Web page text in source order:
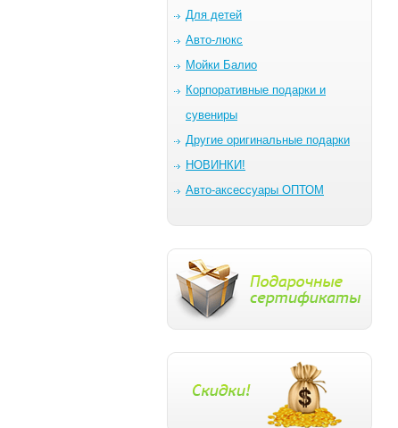
Для детей
Авто-люкс
Мойки Балио
Корпоративные подарки и
сувениры
Другие оригинальные подарки
НОВИНКИ!
Авто-аксессуары ОПТОМ